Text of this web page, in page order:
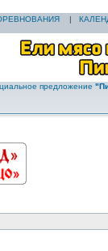
|
предложение